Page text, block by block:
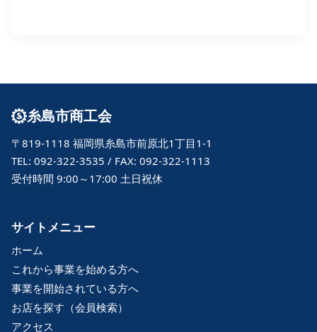
糸島市商工会
〒819-1118 福岡県糸島市前原北1丁目1-1
TEL: 092-322-3535 / FAX: 092-322-1113
受付時間 9:00～17:00 土日祝休
サイトメニュー
ホーム
これから事業を始める方へ
事業を開始されている方へ
お店を探す（会員検索）
アクセス